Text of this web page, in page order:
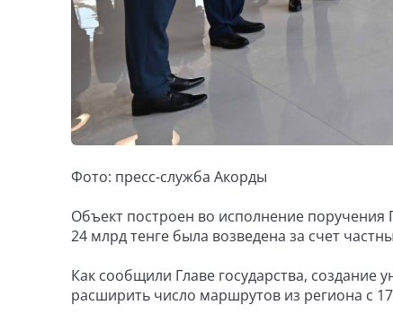
Фото: пресс-служба Акорды
Объект построен во исполнение
24 млрд тенге была возведена за счет
Как сообщили Главе государства, создание
расширить число маршрутов из региона с